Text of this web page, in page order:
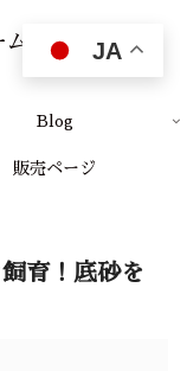
Blog
販売ページ
育！底砂を
JA